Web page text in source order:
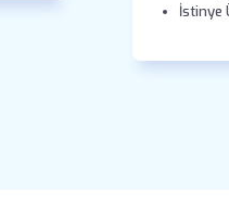
İstinye